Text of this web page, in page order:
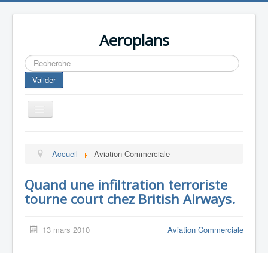
Aeroplans
Rechercher
Valider
Toggle
Navigation
Aviation Commerciale
Aviation d'Affaire
Aviation Militaire
Accueil Aviation Commerciale
Quand une infiltration terroriste
tourne court chez British Airways.
13 mars 2010 Aviation Commerciale